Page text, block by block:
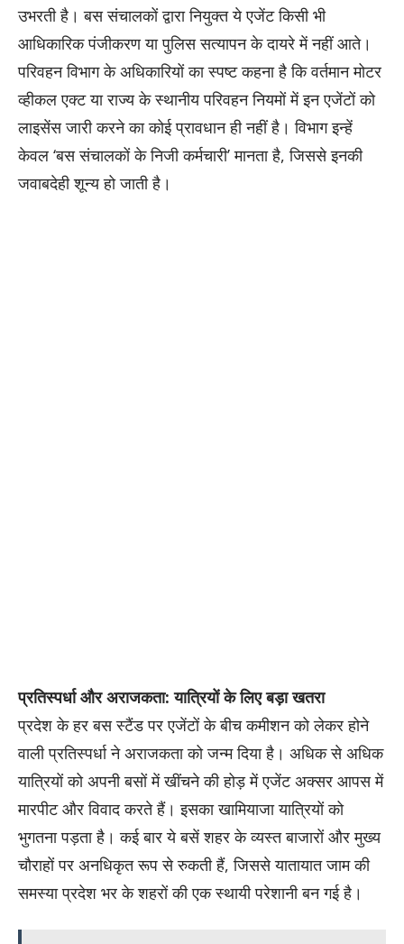
उभरती है। बस संचालकों द्वारा नियुक्त ये एजेंट किसी भी
आधिकारिक पंजीकरण या पुलिस सत्यापन के दायरे में नहीं आते।
परिवहन विभाग के अधिकारियों का स्पष्ट कहना है कि वर्तमान मोटर
व्हीकल एक्ट या राज्य के स्थानीय परिवहन नियमों में इन एजेंटों को
लाइसेंस जारी करने का कोई प्रावधान ही नहीं है। विभाग इन्हें
केवल ‘बस संचालकों के निजी कर्मचारी’ मानता है, जिससे इनकी
जवाबदेही शून्य हो जाती है।
प्रतिस्पर्धा और अराजकता: यात्रियों के लिए बड़ा खतरा
प्रदेश के हर बस स्टैंड पर एजेंटों के बीच कमीशन को लेकर होने
वाली प्रतिस्पर्धा ने अराजकता को जन्म दिया है। अधिक से अधिक
यात्रियों को अपनी बसों में खींचने की होड़ में एजेंट अक्सर आपस में
मारपीट और विवाद करते हैं। इसका खामियाजा यात्रियों को
भुगतना पड़ता है। कई बार ये बसें शहर के व्यस्त बाजारों और मुख्य
चौराहों पर अनधिकृत रूप से रुकती हैं, जिससे यातायात जाम की
समस्या प्रदेश भर के शहरों की एक स्थायी परेशानी बन गई है।